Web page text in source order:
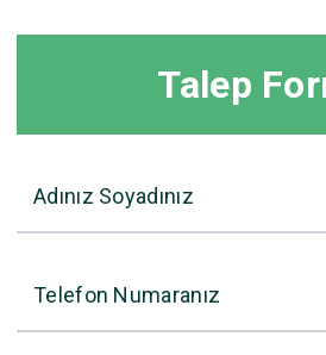
Talep
Adınız Soyadınız
Telefon Numaranız